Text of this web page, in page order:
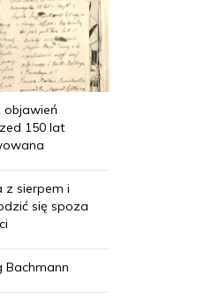
objawień
150 lat
z sierpem i
się spoza
Bachmann